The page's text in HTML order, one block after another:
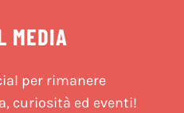
MEDIA
per rimanere
curiosità ed eventi!